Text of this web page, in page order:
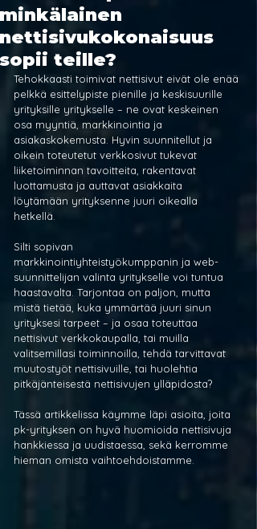
minkälainen
nettisivukokonaisuus
sopii teille?
Tehokkaasti toimivat nettisivut eivät ole enää
pelkkä esittelypiste pienille ja keskisuurille
yrityksille yritykselle – ne ovat keskeinen
osa myyntiä, markkinointia ja
asiakaskokemusta. Hyvin suunnitellut ja
oikein toteutetut verkkosivut tukevat
liiketoiminnan tavoitteita, rakentavat
luottamusta ja auttavat asiakkaita
löytämään yrityksenne juuri oikealla
hetkellä.
Silti sopivan
markkinointiyhteistyökumppanin ja web-
suunnittelijan valinta yritykselle voi tuntua
haastavalta. Tarjontaa on paljon, mutta
mistä tietää, kuka ymmärtää juuri sinun
yrityksesi tarpeet – ja osaa toteuttaa
nettisivut verkkokaupalla, tai muilla
valitsemillasi toiminnoilla, tehdä tarvittavat
muutostyöt nettisivuille, tai huolehtia
pitkäjänteisestä nettisivujen ylläpidosta?
Tässä artikkelissa käymme läpi asioita, joita
pk-yrityksen on hyvä huomioida nettisivuja
hankkiessa ja uudistaessa, sekä kerromme
hieman omista vaihtoehdoistamme.